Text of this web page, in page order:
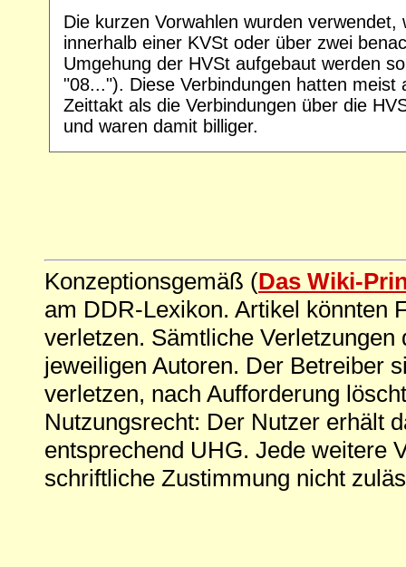
Die kurzen Vorwahlen wurden verwendet,
innerhalb einer KVSt oder über zwei
Umgehung der HVSt aufgebaut werden
"08..."). Diese Verbindungen hatten meist
Zeittakt als die Verbindungen über die
und waren damit billiger.
Konzeptionsgemäß (Das Wiki-
am DDR-Lexikon. Artikel könnten
verletzen. Sämtliche
jeweiligen Autoren. Der Betreiber
verletzen, nach Aufforderung
Nutzungsrecht: Der Nutzer erhält
entsprechend UHG. Jede weitere
schriftliche Zustimmung nicht